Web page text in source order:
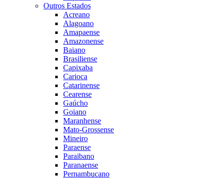
Outros Estados
Acreano
Alagoano
Amapaense
Amazonense
Baiano
Brasiliense
Capixaba
Carioca
Catarinense
Cearense
Gaúcho
Goiano
Maranhense
Mato-Grossense
Mineiro
Paraense
Paraibano
Paranaense
Pernambucano